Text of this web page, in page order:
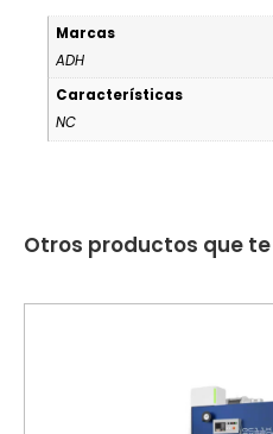
Marcas
ADH
Características
NC
Otros productos que